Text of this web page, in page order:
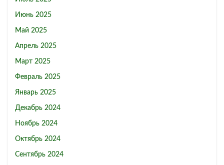
Июнь 2025
Май 2025
Апрель 2025
Март 2025
Февраль 2025
Январь 2025
Декабрь 2024
Ноябрь 2024
Октябрь 2024
Сентябрь 2024